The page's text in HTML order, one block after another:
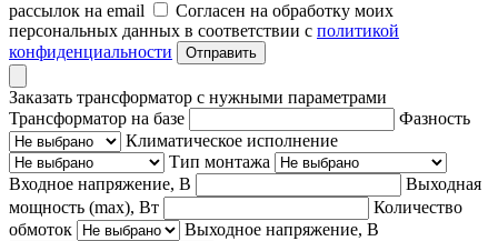
рассылок на email
Согласен на обработку моих
персональных данных в соответствии с политикой
конфиденциальности
Отправить
Заказать трансформатор с нужными параметрами
Трансформатор на базе
Фазность
Климатическое исполнение
Тип монтажа
Входное напряжение, В
Выходная
мощность (max), Вт
Количество
обмоток
Выходное напряжение, В